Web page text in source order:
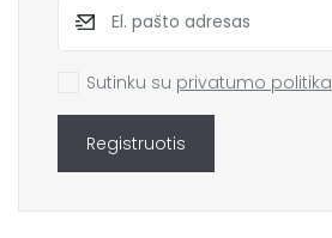
Sutinku su privatumo politika
Registruotis